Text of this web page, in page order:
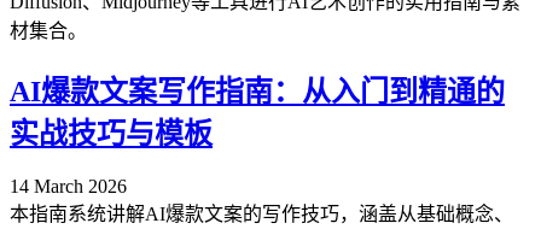
材集合。
AI爆款文案写作指南：从入门到精通的
实战技巧与模板
14 March 2026
本指南系统讲解AI爆款文案的写作技巧，涵盖从基础概念、